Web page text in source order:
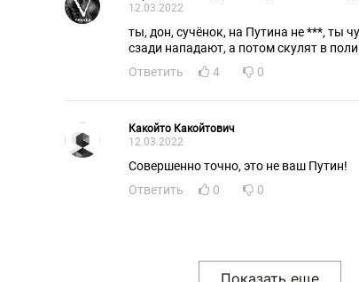
12.03.2022
ты, дон, сучёнок, на Путина не ***, ты
сзади нападают, а потом скулят в
Ответить
4 0
Какойто Какойтович
12.03.2022
Совершенно точно, это не ваш Путин!
Ответить
0 0